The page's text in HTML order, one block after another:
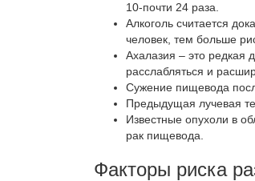
10-почти 24 раза.
Алкоголь считается
человек, тем больше
Ахалазия – это редкая
расслабляться и
Сужение пищевода
Предыдущая лучевая
Известные опухоли в
рак пищевода.
Факторы риска